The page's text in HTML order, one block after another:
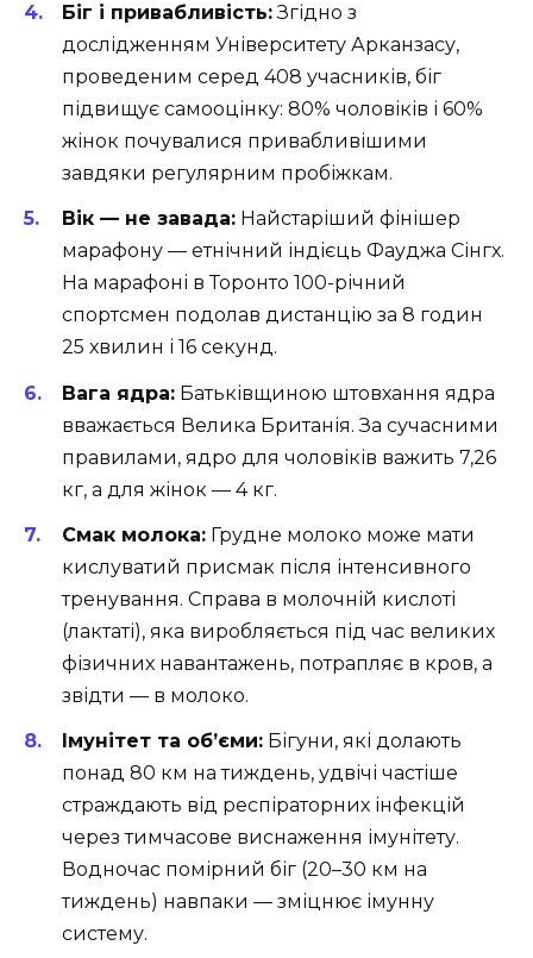
Біг і привабливість:Згідно з
дослідженням Університету Арканзасу,
проведеним серед 408 учасників, біг
підвищує самооцінку: 80% чоловіків і 60%
жінок почувалися привабливішими
завдяки регулярним пробіжкам.
Вік — не завада: Найстаріший фінішер
марафону — етнічний індієць Фауджа Сінгх.
На марафоні в Торонто 100-річний
спортсмен подолав дистанцію за 8 годин
25 хвилин і 16 секунд.
Вага ядра: Батьківщиною штовхання ядра
вважається Велика Британія. За сучасними
правилами, ядро для чоловіків важить 7,26
кг, а для жінок — 4 кг.
Смак молока: Грудне молоко може мати
кислуватий присмак після інтенсивного
тренування. Справа в молочній кислоті
(лактаті), яка виробляється під час великих
фізичних навантажень, потрапляє в кров, а
звідти — в молоко.
Імунітет та об’єми: Бігуни, які долають
понад 80 км на тиждень, удвічі частіше
страждають від респіраторних інфекцій
через тимчасове виснаження імунітету.
Водночас помірний біг (20–30 км на
тиждень) навпаки — зміцнює імунну
систему.